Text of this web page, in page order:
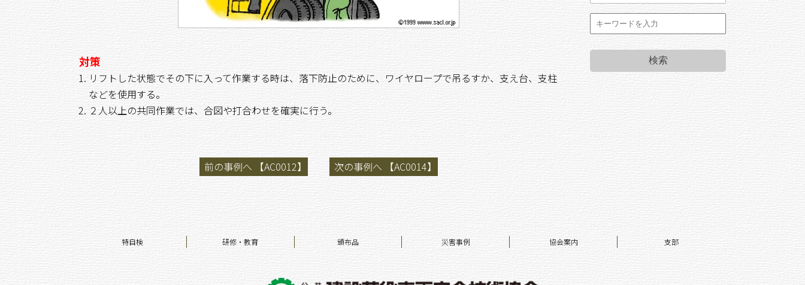
対策
リフトした状態でその下に入って作業する時は、落下防止のために、ワイヤロープで吊るすか、支え台、支柱
などを使用する。
２人以上の共同作業では、合図や打合わせを確実に行う。
前の事例へ 【AC0012】 次の事例へ 【AC0014】
特自検 研修・教育 頒布品 災害事例 協会案内 支部